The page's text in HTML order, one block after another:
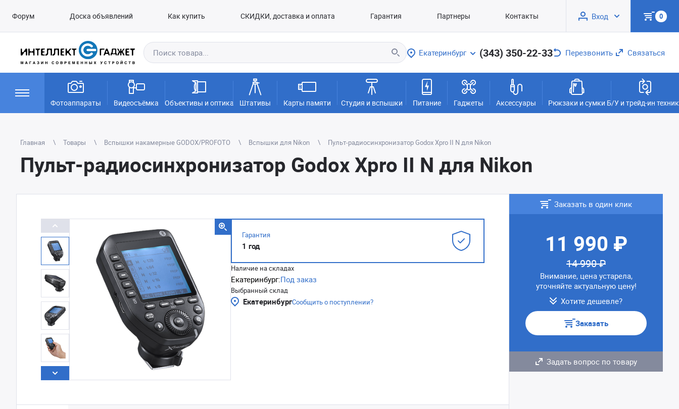
Форум Доска объявлений Как купить СКИДКИ, доставка и оплата Гарантия Партнеры Контакты Вход 0
Екатеринбург (343) 350-22-33 Перезвонить Связаться
Фотоаппараты Видеосъёмка Объективы и оптика Штативы Карты памяти Студия и вспышки Питание Гаджеты Аксессуары Рюкзаки и сумки Б/У и трейд-ин
Главная Товары Вспышки накамерные GODOX/PROFOTO Вспышки для Nikon Пульт-радиосинхронизатор Godox Xpro II N для Nikon
Пульт-радиосинхронизатор Godox Xpro II N для Nikon
Гарантия
1 год
Наличие на складах
Екатеринбург:Под заказ
Выбранный склад
ЕкатеринбургСообщить о поступлении?
Заказать в один клик
11 990 ₽
14 990 ₽
Внимание, цена устарела,
уточняйте актуальную цену!
Хотите дешевле?
Заказать
Задать вопрос по товару